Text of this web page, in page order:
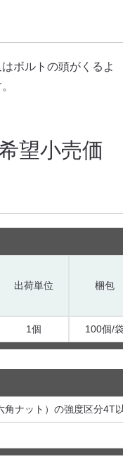
ボルトの頭がくるよ
望小売価
出荷単位 梱包
1個 100個/袋
角ナット）の強度区分4T以